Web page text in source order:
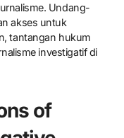
Undang-
akses untuk
tantangan hukum
investigatif di
of